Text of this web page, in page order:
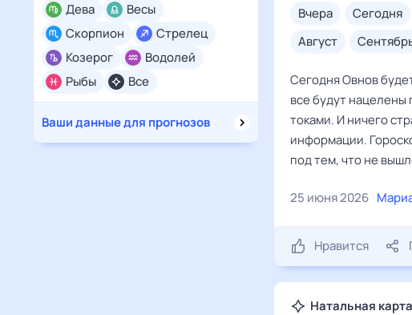
Все
Дева
Весы
Скорпион
Стрелец
Козерог
Водолей
Рыбы
Ваши данные для прогнозов
вчера сегодня
август
Сегодня Овнов
все будут нацелены
токами. И ничего
информации.
под тем, что не
25 июня 2026
Нравится
Натальная